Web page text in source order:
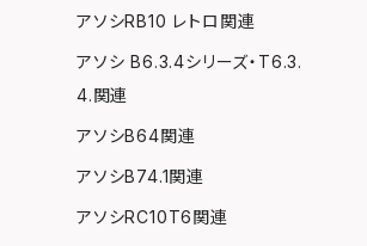
アソシRB10 レトロ関連
アソシ B6.3.4シリーズ・T6.3.
4.関連
アソシB64関連
アソシB74.1関連
アソシRC10T6関連